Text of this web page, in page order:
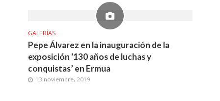
GALERÍAS
Pepe Álvarez en la inauguración de la
exposición ‘130 años de luchas y
conquistas’ en Ermua
13 noviembre, 2019